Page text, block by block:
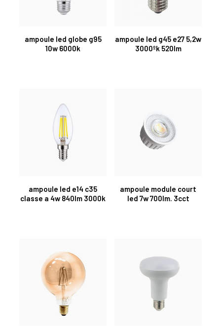
ampoule led globe g95
10w 6000k
ampoule led g45 e27 5,2w
3000ºk 520lm
ampoule led e14 c35
classe a 4w 840lm 3000k
ampoule module court
led 7w 700lm. 3cct